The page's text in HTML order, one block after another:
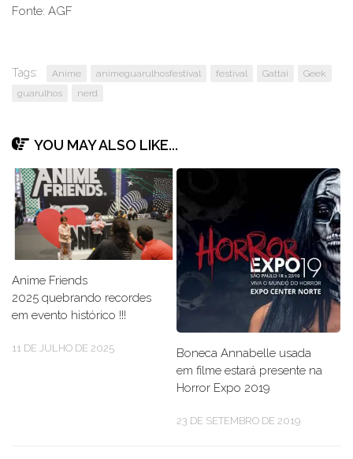
Fonte: AGF
Tags: Anime animeguarulhosfestival festival Gattai
Geek
guarulhos
nerd
YOU MAY ALSO LIKE...
Anime Friends
2025 quebrando recordes
em evento histórico !!!
11 DE JULHO DE 2025
Boneca Annabelle usada
em filme estará presente na
Horror Expo 2019
23 DE SETEMBRO DE 2019